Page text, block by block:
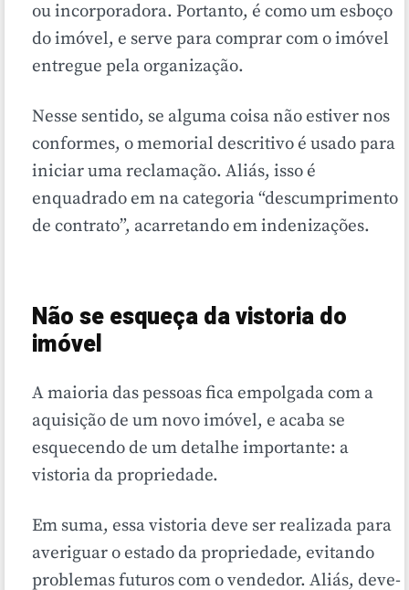
ou incorporadora. Portanto, é como um esboço
do imóvel, e serve para comprar com o imóvel
entregue pela organização.
Nesse sentido, se alguma coisa não estiver nos
conformes, o memorial descritivo é usado para
iniciar uma reclamação. Aliás, isso é
enquadrado em na categoria “descumprimento
de contrato”, acarretando em indenizações.
Não se esqueça da vistoria do
imóvel
A maioria das pessoas fica empolgada com a
aquisição de um novo imóvel, e acaba se
esquecendo de um detalhe importante: a
vistoria da propriedade.
Em suma, essa vistoria deve ser realizada para
averiguar o estado da propriedade, evitando
problemas futuros com o vendedor. Aliás, deve-